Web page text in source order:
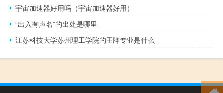
宇宙加速器好用吗（宇宙加速器好用）
“出入有声名”的出处是哪里
江苏科技大学苏州理工学院的王牌专业是什么